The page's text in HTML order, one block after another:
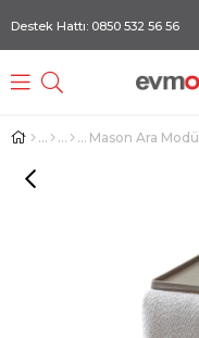
Destek Hattı: 0850 532 56 56
Mason Ara Modül